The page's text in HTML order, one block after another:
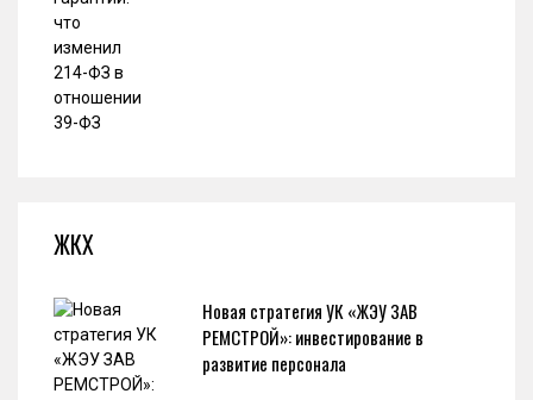
ЖКХ
Новая стратегия УК «ЖЭУ ЗАВ
РЕМСТРОЙ»: инвестирование в
развитие персонала